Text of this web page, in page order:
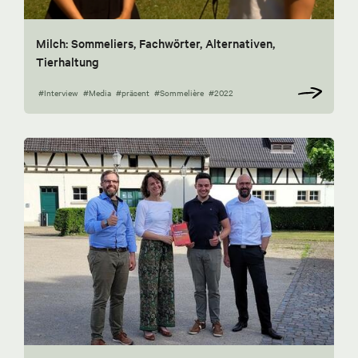
Milch: Sommeliers, Fachwörter, Alternativen,
Tierhaltung
#Interview #Media #präsent #Sommelière #2022